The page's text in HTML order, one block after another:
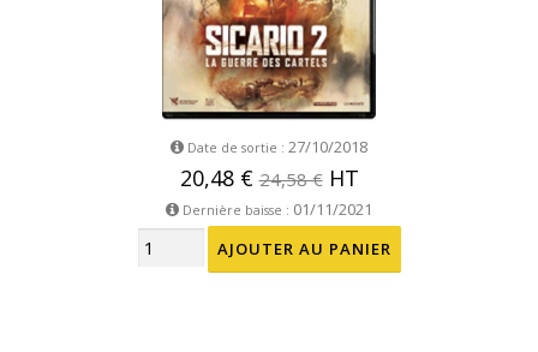
Date de sortie : 27/10/2018
20,48 €24,58 €HT
Dernière baisse : 01/11/2021